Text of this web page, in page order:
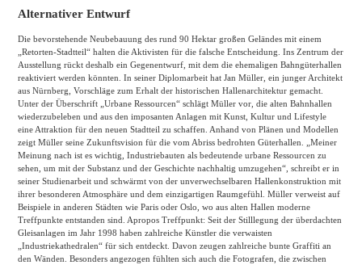
Alternativer Entwurf
Die bevorstehende Neubebauung des rund 90 Hektar großen Geländes mit einem
„Retorten-Stadtteil“ halten die Aktivisten für die falsche Entscheidung. Ins Zentrum der
Ausstellung rückt deshalb ein Gegenentwurf, mit dem die ehemaligen Bahngüterhallen
reaktiviert werden könnten. In seiner Diplomarbeit hat Jan Müller, ein junger Architekt
aus Nürnberg, Vorschläge zum Erhalt der historischen Hallenarchitektur gemacht.
Unter der Überschrift „Urbane Ressourcen“ schlägt Müller vor, die alten Bahnhallen
wiederzubeleben und aus den imposanten Anlagen mit Kunst, Kultur und Lifestyle
eine Attraktion für den neuen Stadtteil zu schaffen. Anhand von Plänen und Modellen
zeigt Müller seine Zukunftsvision für die vom Abriss bedrohten Güterhallen. „Meiner
Meinung nach ist es wichtig, Industriebauten als bedeutende urbane Ressourcen zu
sehen, um mit der Substanz und der Geschichte nachhaltig umzugehen“, schreibt er in
seiner Studienarbeit und schwärmt von der unverwechselbaren Hallenkonstruktion mit
ihrer besonderen Atmosphäre und dem einzigartigen Raumgefühl. Müller verweist auf
Beispiele in anderen Städten wie Paris oder Oslo, wo aus alten Hallen moderne
Treffpunkte entstanden sind. Apropos Treffpunkt: Seit der Stilllegung der überdachten
Gleisanlagen im Jahr 1998 haben zahlreiche Künstler die verwaisten
„Industriekathedralen“ für sich entdeckt. Davon zeugen zahlreiche bunte Graffiti an
den Wänden. Besonders angezogen fühlten sich auch die Fotografen, die zwischen